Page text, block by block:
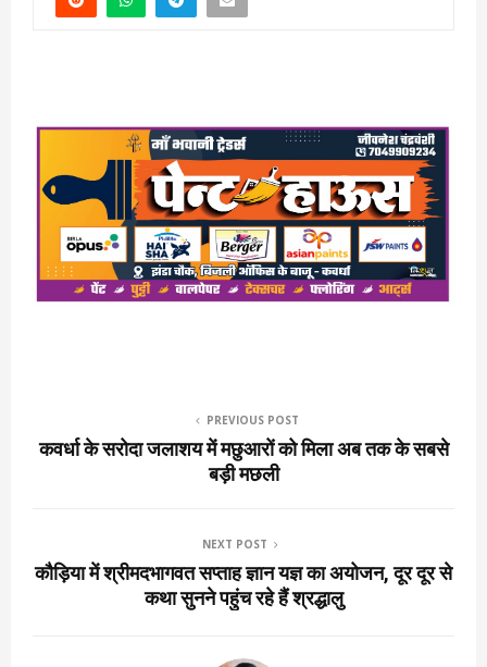
PREVIOUS POST
कवर्धा के सरोदा जलाशय में मछुआरों को मिला अब तक के सबसे
बड़ी मछली
NEXT POST
कौड़िया में श्रीमदभागवत सप्ताह ज्ञान यज्ञ का अयोजन, दूर दूर से
कथा सुनने पहुंच रहे हैं श्रद्धालु